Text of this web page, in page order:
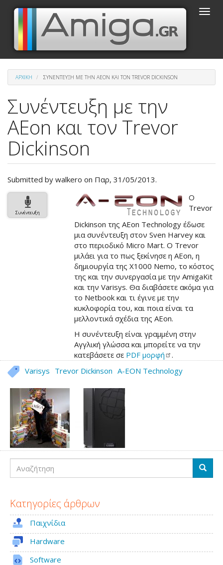
Παράκαμψη
κυρίως
περιεχόμενο
Toggle
ΑΡΧΙΚΉ ΣΥΝΈΝΤΕΥΞΗ ΜΕ ΤΗΝ AEON ΚΑΙ ΤΟΝ TREVOR DICKINSON
Συνέντευξη με την
AEon και τον Trevor
Dickinson
Submitted by walkero on Παρ, 31/05/2013.
Συνέντευξη
Βασική
εικόνα
άρθρου
Ο
Trevor
Dickinson της AEon Technology έδωσε
μια συνέντευξη στον Sven Harvey και
στο περιοδικό Micro Mart. Ο Trevor
μιλάει για το πως ξεκίνησε η AEon, η
δημιουργία της X1000 Nemo, το κόστος
της και την συνεργασία με την AmigaKit
και την Varisys. Θα διαβάσετε ακόμα για
το Netbook και τι έγινε με την
κυκλοφορία του, και ποια είναι τα
μελλοντικά σχέδια της AEon.
Η συνέντευξη είναι γραμμένη στην
Αγγλική γλώσσα και μπορείτε να την
κατεβάσετε σε PDFμορφή
.
Varisys Trevor Dickinson A-EON Technology
Αναζήτηση
Κατηγορίες άρθρων
Παιχνίδια
Hardware
Software